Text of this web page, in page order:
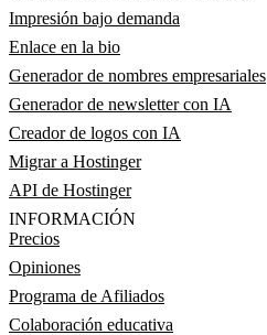
Impresión bajo demanda
Enlace en la bio
Generador de nombres empresariales
Generador de newsletter con IA
Creador de logos con IA
Migrar a Hostinger
API de Hostinger
INFORMACIÓN
Precios
Opiniones
Programa de Afiliados
Colaboración educativa